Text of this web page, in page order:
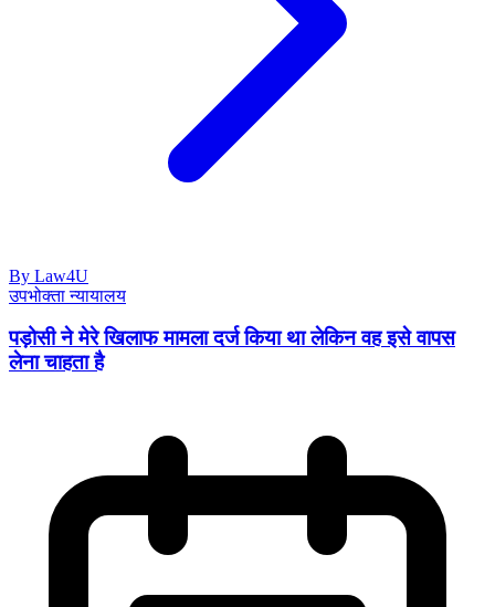
By Law4U
उपभोक्ता न्यायालय
पड़ोसी ने मेरे खिलाफ मामला दर्ज किया था लेकिन वह इसे वापस
लेना चाहता है